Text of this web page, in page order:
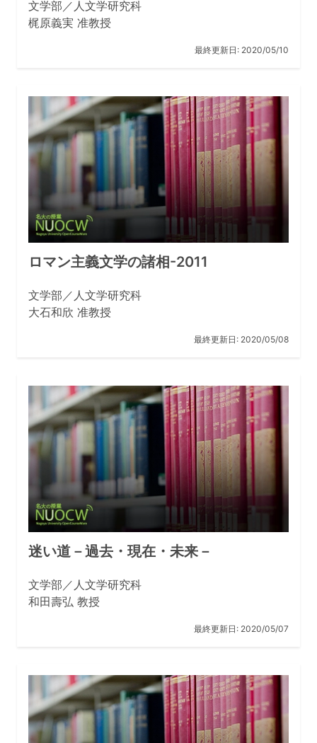
文学部／人文学研究科
梶原義実 准教授
最終更新日: 2020/05/10
ロマン主義文学の諸相-2011
文学部／人文学研究科
大石和欣 准教授
最終更新日: 2020/05/08
迷い道－過去・現在・未来－
文学部／人文学研究科
和田壽弘 教授
最終更新日: 2020/05/07